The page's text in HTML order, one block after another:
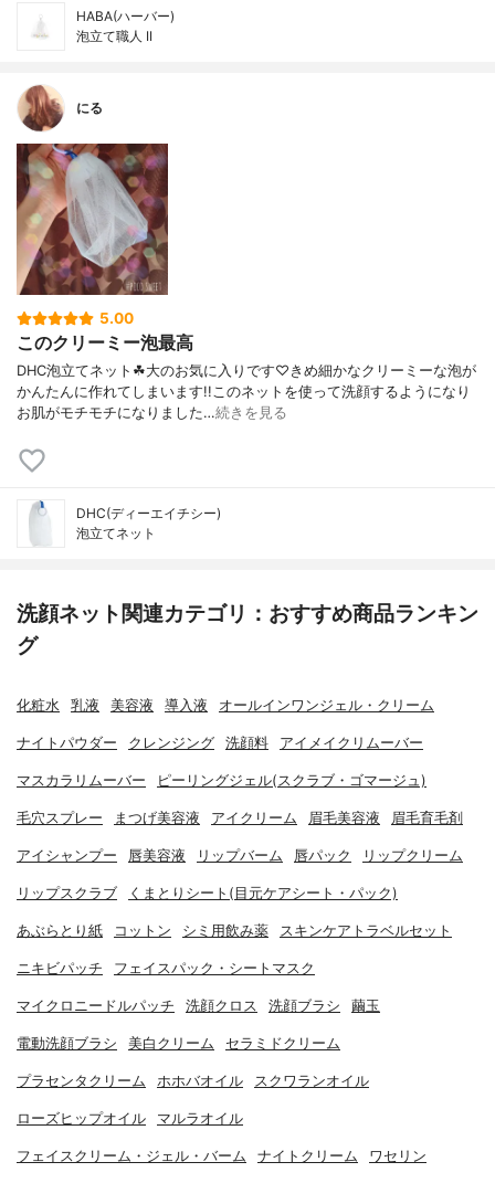
HABA(ハーバー)
泡立て職人 II
にる
5.00
このクリーミー泡最高
DHC泡立てネット☘︎大のお気に入りです♡きめ細かなクリーミーな泡が
かんたんに作れてしまいます!!このネットを使って洗顔するようになり
お肌がモチモチになりました…続きを見る
DHC(ディーエイチシー)
泡立てネット
洗顔ネット関連カテゴリ：おすすめ商品ランキン
グ
化粧水 乳液 美容液 導入液 オールインワンジェル・クリーム
ナイトパウダー クレンジング 洗顔料 アイメイクリムーバー
マスカラリムーバー ピーリングジェル(スクラブ・ゴマージュ)
毛穴スプレー まつげ美容液 アイクリーム 眉毛美容液 眉毛育毛剤
アイシャンプー 唇美容液 リップバーム 唇パック リップクリーム
リップスクラブ くまとりシート(目元ケアシート・パック)
あぶらとり紙 コットン シミ用飲み薬 スキンケアトラベルセット
ニキビパッチ フェイスパック・シートマスク
マイクロニードルパッチ 洗顔クロス 洗顔ブラシ 繭玉
電動洗顔ブラシ 美白クリーム セラミドクリーム
プラセンタクリーム ホホバオイル スクワランオイル
ローズヒップオイル マルラオイル
フェイスクリーム・ジェル・バーム ナイトクリーム ワセリン